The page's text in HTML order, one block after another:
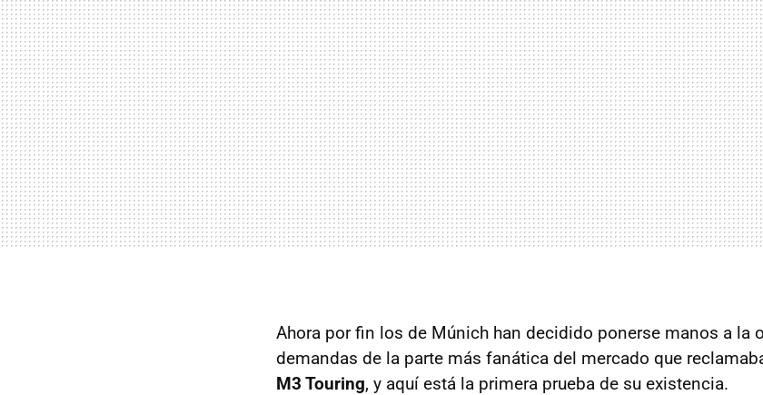
Ahora por fin los de Múnich han decidido ponerse manos a la
demandas de la parte más fanática del mercado que
M3 Touring, y aquí está la primera prueba de su existencia.